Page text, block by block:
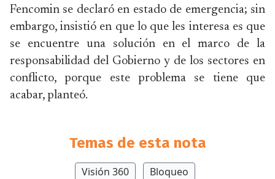
Fencomin se declaró en estado de emergencia; sin
embargo, insistió en que lo que les interesa es que
se encuentre una solución en el marco de la
responsabilidad del Gobierno y de los sectores en
conflicto, porque este problema se tiene que
acabar, planteó.
Temas de esta nota
Visión 360
Bloqueo